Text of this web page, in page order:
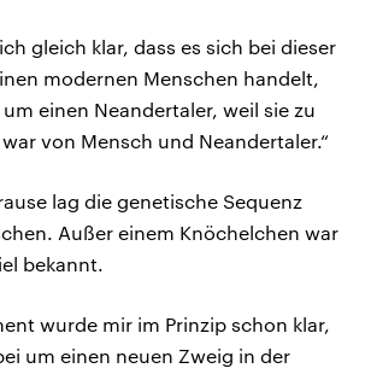
gleich klar, dass es sich bei dieser
modernen Menschen handelt,
einen Neandertaler, weil sie zu
von Mensch und Neandertaler.“
lag die genetische Sequenz
Außer einem Knöchelchen war
bekannt.
wurde mir im Prinzip schon klar,
um einen neuen Zweig in der